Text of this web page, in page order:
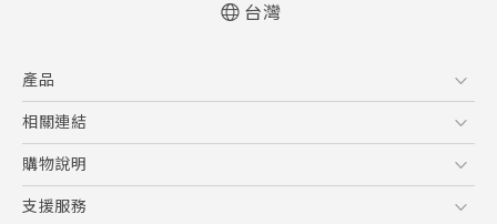
台灣
產品
5G
智慧型手機
配件
相關連結
HTC Research
購物說明
購物須知
支援服務